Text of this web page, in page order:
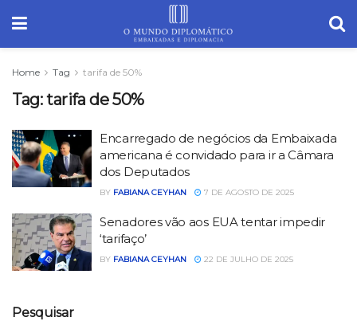
Home Tag tarifa de 50%
Tag:tarifa de 50%
Encarregado de negócios da Embaixada
americana é convidado para ir a Câmara
dos Deputados
BY FABIANA CEYHAN 7 DE AGOSTO DE 2025
Senadores vão aos EUA tentar impedir
‘tarifaço’
BY FABIANA CEYHAN 22 DE JULHO DE 2025
Pesquisar